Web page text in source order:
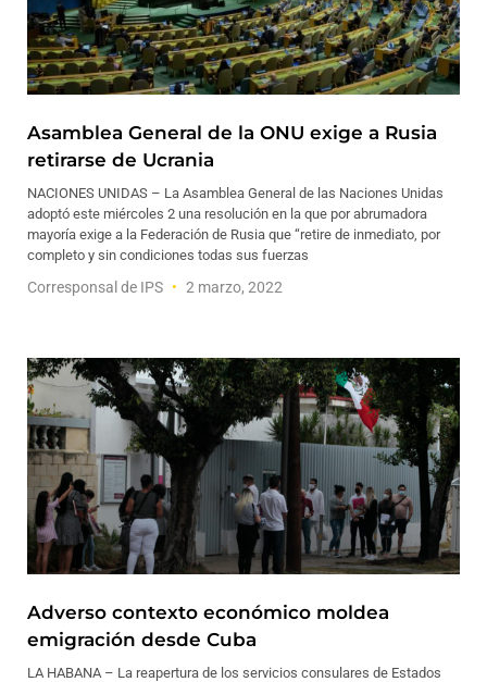
Asamblea General de la ONU exige a Rusia
retirarse de Ucrania
NACIONES UNIDAS – La Asamblea General de las Naciones Unidas
adoptó este miércoles 2 una resolución en la que por abrumadora
mayoría exige a la Federación de Rusia que “retire de inmediato, por
completo y sin condiciones todas sus fuerzas
Corresponsal de IPS 2 marzo, 2022
Adverso contexto económico moldea
emigración desde Cuba
LA HABANA – La reapertura de los servicios consulares de Estados